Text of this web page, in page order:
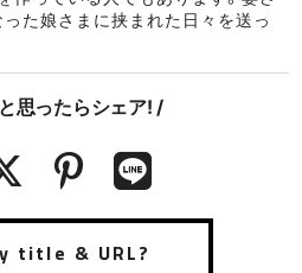
た娘さまに挟まれた日々を送っ
と思ったらシェア! /